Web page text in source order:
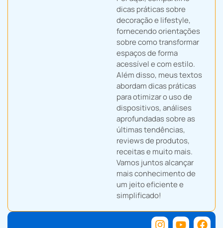
dicas práticas sobre
decoração e lifestyle,
fornecendo orientações
sobre como transformar
espaços de forma
acessível e com estilo.
Além disso, meus textos
abordam dicas práticas
para otimizar o uso de
dispositivos, análises
aprofundadas sobre as
últimas tendências,
reviews de produtos,
receitas e muito mais.
Vamos juntos alcançar
mais conhecimento de
um jeito eficiente e
simplificado!